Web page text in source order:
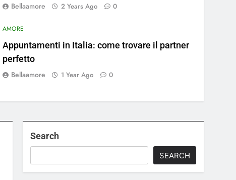
Bellaamore 2 Years Ago 0
AMORE
Appuntamenti in Italia: come trovare il partner
perfetto
Bellaamore 1 Year Ago 0
Search
SEARCH